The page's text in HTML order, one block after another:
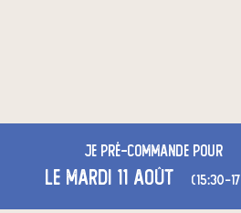
Je pré-commandepour
le mardi 11 août (15:30-